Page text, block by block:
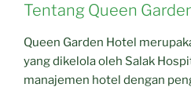
Tentang Queen
Queen Garden Hotel
yang dikelola oleh Salak
manajemen hotel dengan